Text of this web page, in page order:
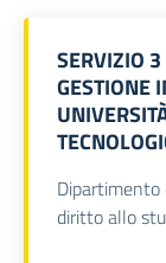
SERVIZIO
GESTIONE
Dipartimento
diritto allo